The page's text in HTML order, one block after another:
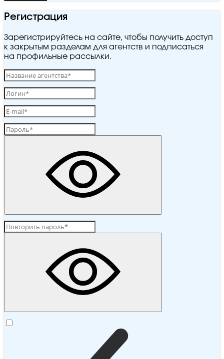
Регистрация
Зарегистрируйтесь на сайте, чтобы получить доступ
к закрытым разделам для агентств и подписаться
на профильные рассылки.